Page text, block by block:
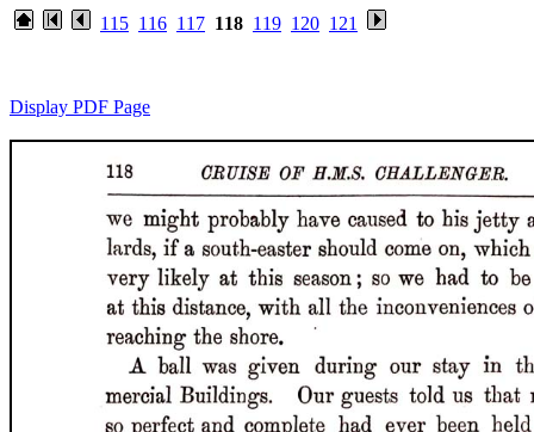
115 116 117 118 119 120 121
Display PDF Page